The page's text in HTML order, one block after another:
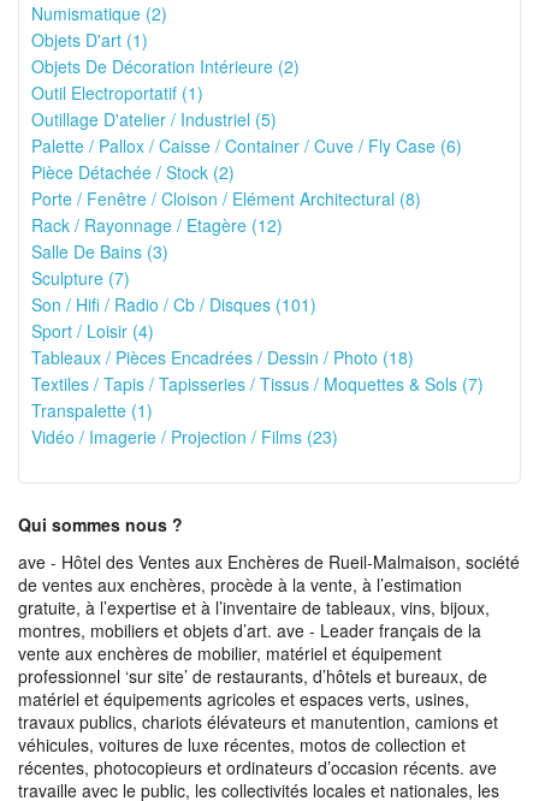
Numismatique (2)
Objets D'art (1)
Objets De Décoration Intérieure (2)
Outil Electroportatif (1)
Outillage D'atelier / Industriel (5)
Palette / Pallox / Caisse / Container / Cuve / Fly Case (6)
Pièce Détachée / Stock (2)
Porte / Fenêtre / Cloison / Elément Architectural (8)
Rack / Rayonnage / Etagère (12)
Salle De Bains (3)
Sculpture (7)
Son / Hifi / Radio / Cb / Disques (101)
Sport / Loisir (4)
Tableaux / Pièces Encadrées / Dessin / Photo (18)
Textiles / Tapis / Tapisseries / Tissus / Moquettes & Sols (7)
Transpalette (1)
Vidéo / Imagerie / Projection / Films (23)
Qui sommes nous ?
ave - Hôtel des Ventes aux Enchères de Rueil-Malmaison, société
de ventes aux enchères, procède à la vente, à l’estimation
gratuite, à l’expertise et à l’inventaire de tableaux, vins, bijoux,
montres, mobiliers et objets d’art. ave - Leader français de la
vente aux enchères de mobilier, matériel et équipement
professionnel ‘sur site’ de restaurants, d’hôtels et bureaux, de
matériel et équipements agricoles et espaces verts, usines,
travaux publics, chariots élévateurs et manutention, camions et
véhicules, voitures de luxe récentes, motos de collection et
récentes, photocopieurs et ordinateurs d’occasion récents. ave
travaille avec le public, les collectivités locales et nationales, les